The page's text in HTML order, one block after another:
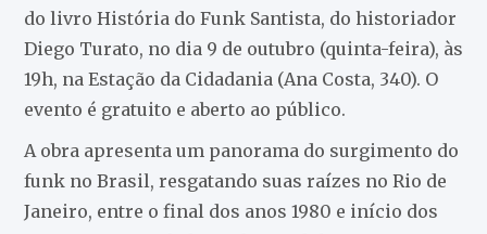
do livro História do Funk Santista, do historiador
Diego Turato, no dia 9 de outubro (quinta-feira), às
19h, na Estação da Cidadania (Ana Costa, 340). O
evento é gratuito e aberto ao público.
A obra apresenta um panorama do surgimento do
funk no Brasil, resgatando suas raízes no Rio de
Janeiro, entre o final dos anos 1980 e início dos